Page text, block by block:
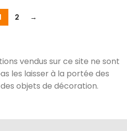
2 →
vendus sur ce site ne sont
les laisser à la portée des
objets de décoration.